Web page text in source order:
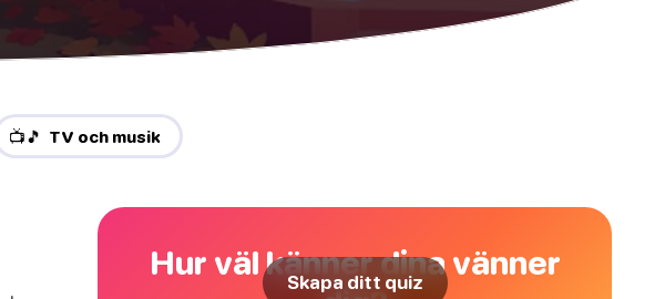
📺🎵 TV och musik
Hur väl känner dina vänner
Skapa ditt quiz